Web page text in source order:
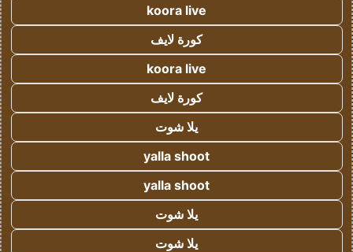
koora live
كورة لايف
koora live
كورة لايف
يلا شوت
yalla shoot
yalla shoot
يلا شوت
يلا شوت